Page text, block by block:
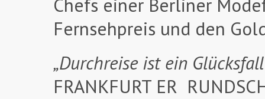
Fernsehpreis und den
„Durchreise ist ein
FRANKFURT ER